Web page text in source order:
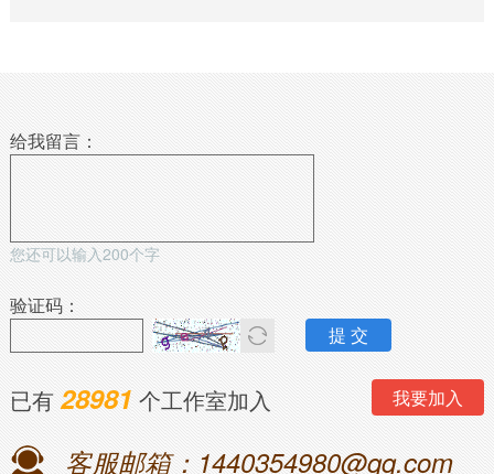
给我留言：
您还可以输入200个字
验证码：
已有28981 个工作室加入 我要加入
客服邮箱：1440354980@qq.com